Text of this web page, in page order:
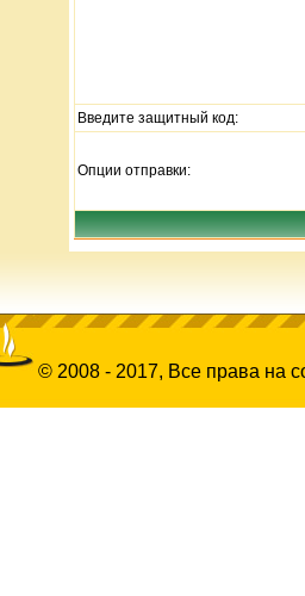
Введите защитный код:
Опции отправки:
© 2008 - 2017, Все права на